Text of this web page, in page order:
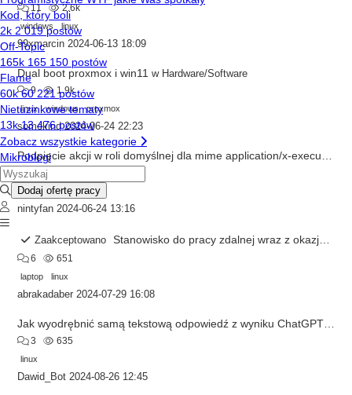
11
2.6k
windows
linux
99xmarcin 2024-06-13 18:09
Dual boot proxmox i win11 w Hardware/Software
9
1.9k
linux
windows proxmox
somekind 2024-06-24 22:23
0
linux
nintyfan 2024-06-24 13:16
Zaakceptowano Stanowisko do pracy zdalnej wraz z okazjonalnym odwiedzaniem biura.
6
651
laptop
linux
abrakadaber 2024-07-29 16:08
3
635
linux
Dawid_Bot 2024-08-26 12:45